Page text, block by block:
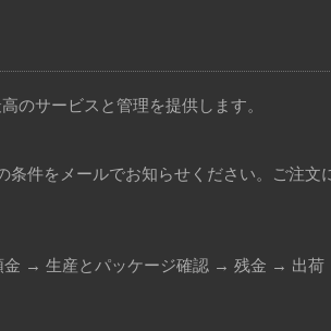
のサービスと管理を提供します。
件をメールでお知らせください。ご注文
→ 生産とパッケージ確認 → 残金 → 出荷